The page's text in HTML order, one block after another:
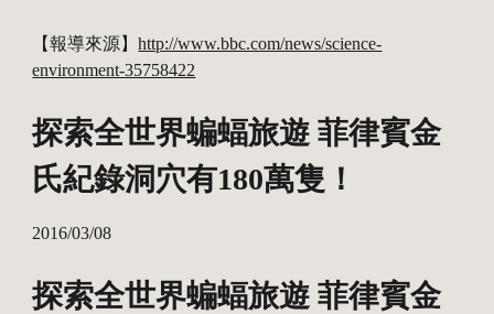
【報導來源】http://www.bbc.com/news/science-
environment-35758422
探索全世界蝙蝠旅遊 菲律賓金
氏紀錄洞穴有180萬隻！
2016/03/08
探索全世界蝙蝠旅遊 菲律賓金